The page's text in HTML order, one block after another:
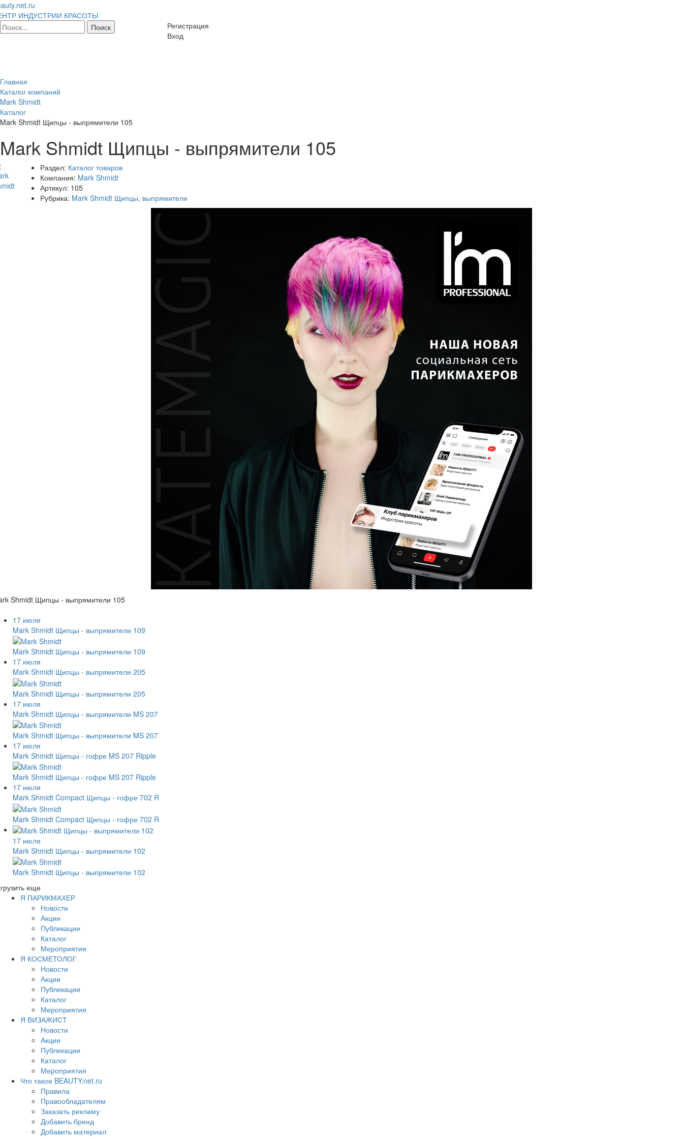
ИНДУСТРИИ КРАСОТЫ
Регистрация
Вход
Главная
Каталог компаний
Mark Shmidt
Каталог
Mark Shmidt Щипцы - выпрямители 105
Mark Shmidt Щипцы - выпрямители 105
Раздел: Каталог товаров
Компания: Mark Shmidt
Артикул: 105
Рубрика: Mark Shmidt Щипцы, выпрямители
Shmidt Щипцы - выпрямители 105
17 июля
Mark Shmidt Щипцы - выпрямители 109
Mark Shmidt Щипцы - выпрямители 109
17 июля
Mark Shmidt Щипцы - выпрямители 205
Mark Shmidt Щипцы - выпрямители 205
17 июля
Mark Shmidt Щипцы - выпрямители MS 207
Mark Shmidt Щипцы - выпрямители MS 207
17 июля
Mark Shmidt Щипцы - гофре MS 207 Ripple
Mark Shmidt Щипцы - гофре MS 207 Ripple
17 июля
Mark Shmidt Compact Щипцы - гофре 702 R
Mark Shmidt Compact Щипцы - гофре 702 R
17 июля
Mark Shmidt Щипцы - выпрямители 102
Mark Shmidt Щипцы - выпрямители 102
еще
Я ПАРИКМАХЕР
Новости
Акции
Публикации
Каталог
Мероприятия
Я КОСМЕТОЛОГ
Новости
Акции
Публикации
Каталог
Мероприятия
Я ВИЗАЖИСТ
Новости
Акции
Публикации
Каталог
Мероприятия
Что такое BEAUTY.net.ru
Правила
Правообладателям
Заказать рекламу
Добавить бренд
Добавить материал